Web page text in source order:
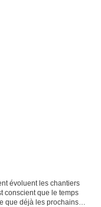
évoluent les chantiers
conscient que le temps
que déjà les prochains